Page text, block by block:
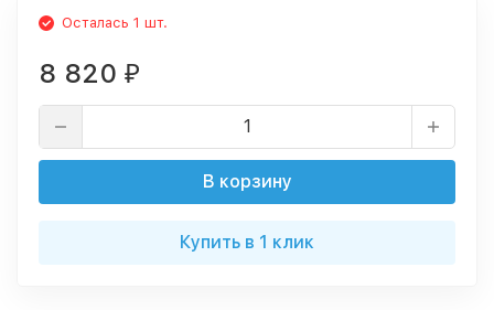
Осталась 1 шт.
8 820 ₽
В корзину
Купить в 1 клик